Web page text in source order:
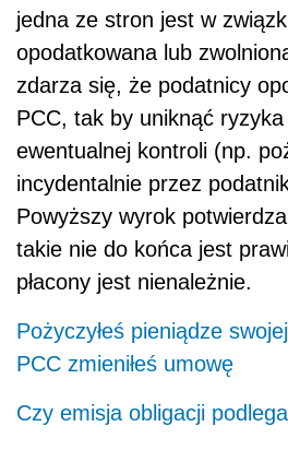
Pożyczyłeś pieniądze
PCC zmieniłeś umowę
Czy emisja obligacji
Jakkolwiek, w chwili
przewidzieć, jak duży wpływ
Trybunału w sprawie
polskich organów
do opodatkowania VAT
wykonywanych w sposób
wątpieniatezy z niego
nadpłatowych PCC.